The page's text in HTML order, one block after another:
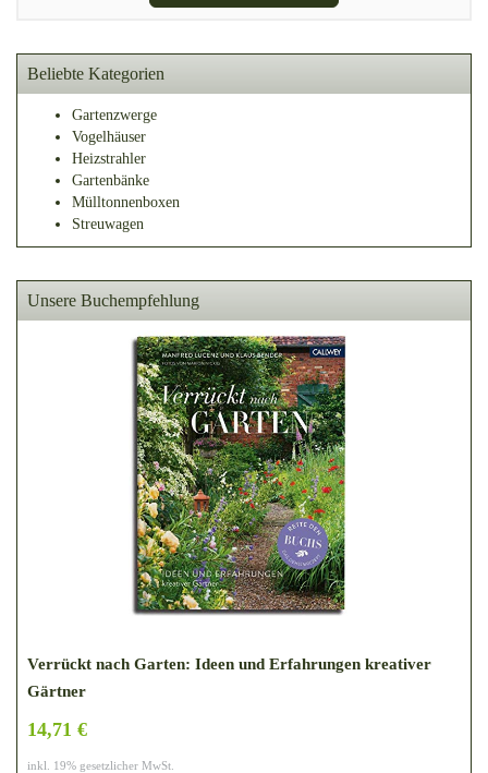
Beliebte Kategorien
Gartenzwerge
Vogelhäuser
Heizstrahler
Gartenbänke
Mülltonnenboxen
Streuwagen
Unsere Buchempfehlung
Verrückt nach Garten: Ideen und Erfahrungen kreativer
Gärtner
14,71 €
inkl. 19% gesetzlicher MwSt.